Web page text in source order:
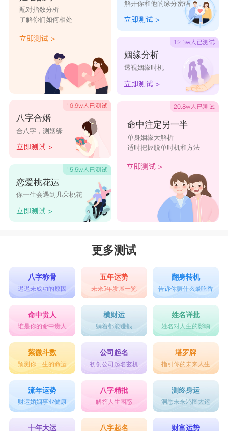
配对指数分析
了解你们如何相处
八字合婚
合八字，测姻缘
恋爱桃花运
你一生会遇到几朵桃花
解开你和他的缘分密码
姻缘分析
透视姻缘时机
命中注定另一半
单身姻缘大解析
适时把握脱单时机和方法
更多测试
八字称骨
迟迟未成功的原因
五年运势
未来5年发展一览
翻身转机
告诉你赚什么最吃香
命中贵人
谁是你的命中贵人
横财运
躺着都能赚钱
姓名详批
姓名对人生的影响
紫微斗数
预测你一生的命运
公司起名
初创公司起名玄机
塔罗牌
指引你的未来人生
流年运势
财运婚姻事业健康
八字精批
解答人生困惑
测终身运
洞悉未来鸿图大运
十年大运 八字起名 财富运势